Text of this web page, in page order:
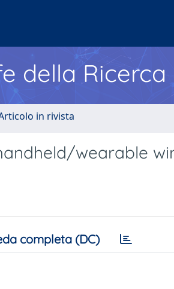
della
in rivista
wearable
completa (DC)